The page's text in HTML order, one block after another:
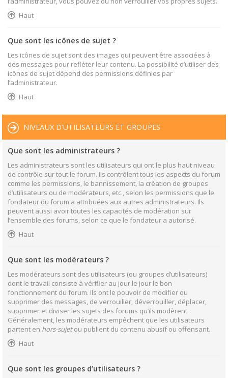
Haut
Que sont les icônes de sujet ?
Les icônes de sujet sont des images qui peuvent être associées à
des messages pour refléter leur contenu. La possibilité d’utiliser des
icônes de sujet dépend des permissions définies par
l’administrateur.
Haut
NIVEAUX D’UTILISATEURS ET GROUPES
Que sont les administrateurs ?
Les administrateurs sont les utilisateurs qui ont le plus haut niveau
de contrôle sur tout le forum. Ils contrôlent tous les aspects du forum
comme les permissions, le bannissement, la création de groupes
d’utilisateurs ou de modérateurs, etc., selon les permissions que le
fondateur du forum a attribuées aux autres administrateurs. Ils
peuvent aussi avoir toutes les capacités de modération sur
l’ensemble des forums, selon ce que le fondateur a autorisé.
Haut
Que sont les modérateurs ?
Les modérateurs sont des utilisateurs (ou groupes d’utilisateurs)
dont le travail consiste à vérifier au jour le jour le bon
fonctionnement du forum. Ils ont le pouvoir de modifier ou
supprimer des messages, de verrouiller, déverrouiller, déplacer,
supprimer et diviser les sujets des forums qu’ils modèrent.
Généralement, les modérateurs empêchent que les utilisateurs
partent en hors-sujetou publient du contenu abusif ou offensant.
Haut
Que sont les groupes d’utilisateurs ?